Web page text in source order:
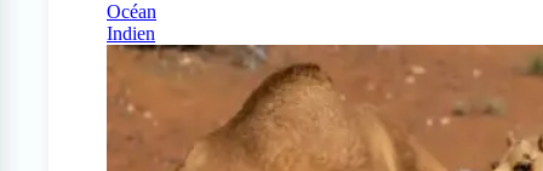
Océan
Indien